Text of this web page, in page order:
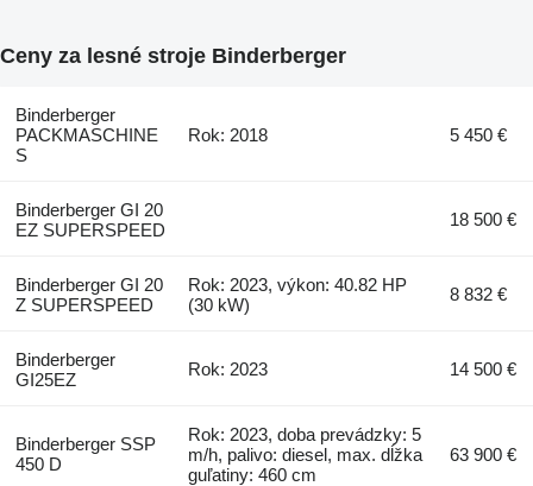
Ceny za lesné stroje Binderberger
Binderberger
PACKMASCHINE
S
Rok: 2018 5 450 €
Binderberger GI 20
EZ SUPERSPEED
18 500 €
Binderberger GI 20
Z SUPERSPEED
Rok: 2023, výkon: 40.82 HP
(30 kW)
8 832 €
Binderberger
GI25EZ
Rok: 2023 14 500 €
Binderberger SSP
450 D
Rok: 2023, doba prevádzky: 5
m/h, palivo: diesel, max. dĺžka
guľatiny: 460 cm
63 900 €